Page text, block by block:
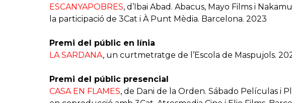
ESCANYAPOBRES, d’Ibai Abad. Abacus, Mayo Films i
la participació de 3Cat i À Punt Mèdia. Barcelona. 2023
Premi del públic en línia
LA SARDANA, un curtmetratge de l’Escola de Maspujols.
Premi del públic presencial
CASA EN FLAMES, de Dani de la Orden. Sábado Películas i